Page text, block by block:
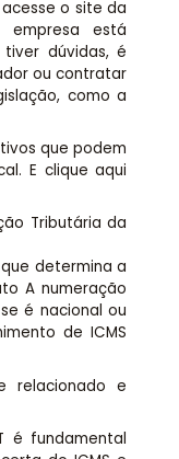
o site da
está
dúvidas, é
ou contratar
como a
que podem
E clique aqui
Tributária da
determina a
A numeração
é nacional ou
de ICMS
relacionado e
é fundamental